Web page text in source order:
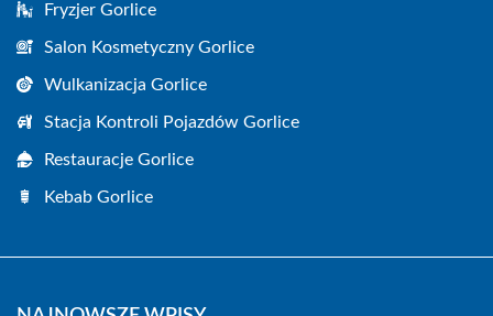
Fryzjer Gorlice
Salon Kosmetyczny Gorlice
Wulkanizacja Gorlice
Stacja Kontroli Pojazdów Gorlice
Restauracje Gorlice
Kebab Gorlice